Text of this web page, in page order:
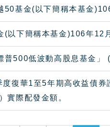
50基金(以下簡稱本基金
(以下簡稱本基金)106年12
普500低波動高股息基金
復華1至5年期高收益債券
實際配發金額。